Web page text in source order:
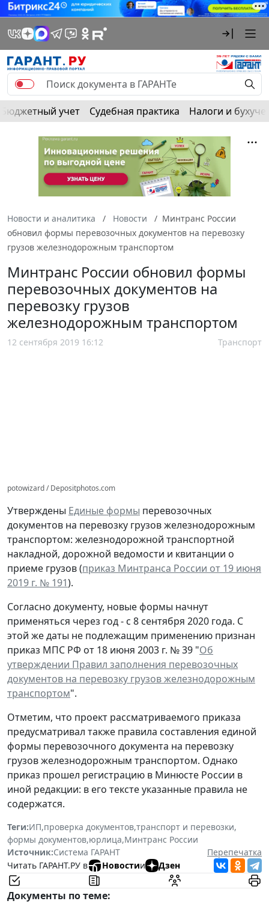
Бюджетный учет Судебная практика Налоги и
Новости и аналитика Новости
Минтранс России
обновил формы перевозочных документов на перевозку
грузов железнодорожным транспортом
Минтранс России обновил формы
перевозочных документов на
перевозку грузов
железнодорожным транспортом
12 сентября 2019 16:12 Транспорт
potowizard / Depositphotos.com
Утверждены Единые формы перевозочных
документов на перевозку грузов железнодорожным
транспортом: железнодорожной транспортной
накладной, дорожной ведомости и квитанции о
приеме грузов (приказ Минтранса России от 19 июня
2019 г. № 191).
Согласно документу, новые формы начнут
применяться через год - с 8 сентября 2020 года. С
этой же даты не подлежащим применению признан
приказ МПС РФ от 18 июня 2003 г. № 39 "Об
утверждении Правил заполнения перевозочных
документов на перевозку грузов железнодорожным
транспортом".
Отметим, что проект рассматриваемого приказа
предусматривал также правила составления единой
формы перевозочного документа на перевозку
грузов железнодорожным транспортом. Однако
приказ прошел регистрацию в Минюсте России в
иной редакции: в его тексте указанные правила не
содержатся.
Теги:ИП,проверка документов,транспорт и перевозки,
формы документов,юрлица,Минтранс России
Источник:Система ГАРАНТ
Перепечатка
Читать ГАРАНТ.РУ в
Новостии Дзен
Документы по теме: